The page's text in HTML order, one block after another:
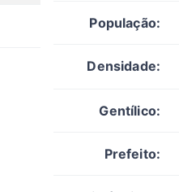
População:
Densidade:
Gentílico:
Prefeito: